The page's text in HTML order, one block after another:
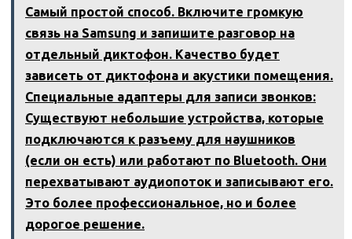
Самый простой способ. Включите громкую
связь на Samsung и запишите разговор на
отдельный диктофон. Качество будет
зависеть от диктофона и акустики помещения.
Специальные адаптеры для записи звонков:
Существуют небольшие устройства, которые
подключаются к разъему для наушников
(если он есть) или работают по Bluetooth. Они
перехватывают аудиопоток и записывают его.
Это более профессиональное, но и более
дорогое решение.